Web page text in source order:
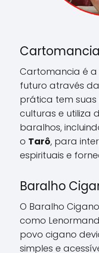
Cartomancia
Cartomancia é
futuro através
prática tem suas
culturas e utiliza
baralhos,
o Tarô, para
espirituais e
Baralho
O Baralho
como
povo cigano
simples e